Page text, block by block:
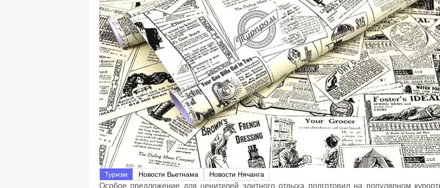
Туризм Новости Вьетнама Новости Нячанга
Особое предложение для ценителей элитного отдыха подготовил на популярном